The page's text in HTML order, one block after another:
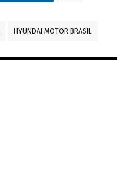
HYUNDAI MOTOR BRASIL